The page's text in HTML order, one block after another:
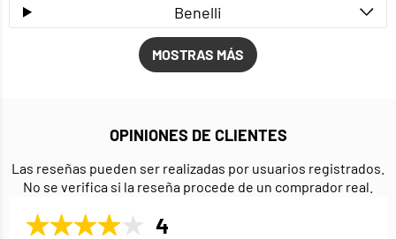
Benelli
MOSTRAS MÁS
OPINIONES DE CLIENTES
Las reseñas pueden ser realizadas por usuarios registrados.
No se verifica si la reseña procede de un comprador real.
4